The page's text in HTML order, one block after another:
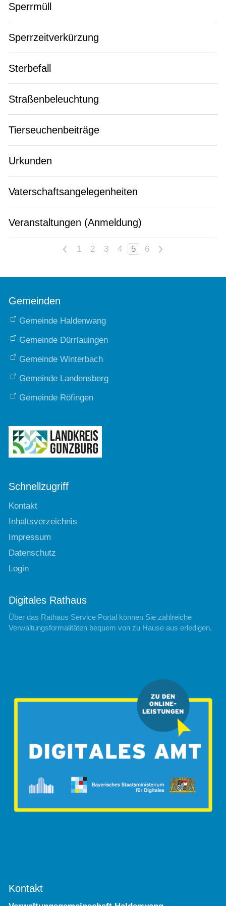
Sperrmüll
Sperrzeitverkürzung
Sterbefall
Straßenbeleuchtung
Tierseuchenbeiträge
Urkunden
Vaterschaftsangelegenheiten
Veranstaltungen (Anmeldung)
< 1 2 3 4 5 6 >
Gemeinden
Gemeinde Haldenwang
Gemeinde Dürrlauingen
Gemeinde Winterbach
Gemeinde Landensberg
Gemeinde Röfingen
Schnellzugriff
Kontakt
Inhaltsverzeichnis
Impressum
Datenschutz
Login
Digitales Rathaus
Über das Rathaus Service Portal können Sie zahlreiche
Verwaltungsformalitäten bequem von zu Hause aus erledigen.
Kontakt